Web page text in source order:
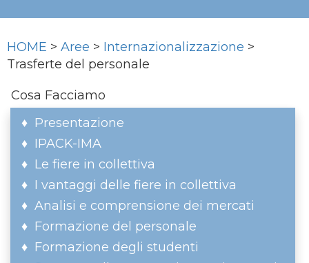
HOME > Aree > Internazionalizzazione >
Trasferte del personale
Cosa Facciamo
Presentazione
IPACK-IMA
Le fiere in collettiva
I vantaggi delle fiere in collettiva
Analisi e comprensione dei mercati
Formazione del personale
Formazione degli studenti